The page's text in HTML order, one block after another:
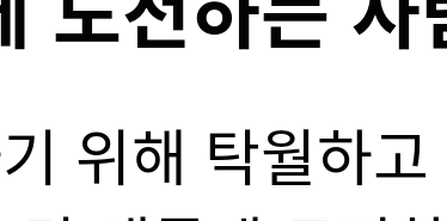
기업이 되기 위
궁극적으로는